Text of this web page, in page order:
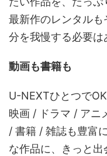
最新作のレンタル
分を我慢する必要は
動画も書籍も
U-NEXTひとつでOK
映画 / ドラマ / アニ
/ 書籍 / 雑誌も豊富
な作品に、きっと出